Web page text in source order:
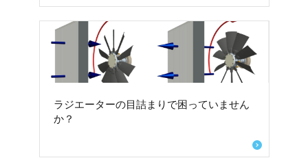
ラジエーターの目詰まりで困っていません
か？